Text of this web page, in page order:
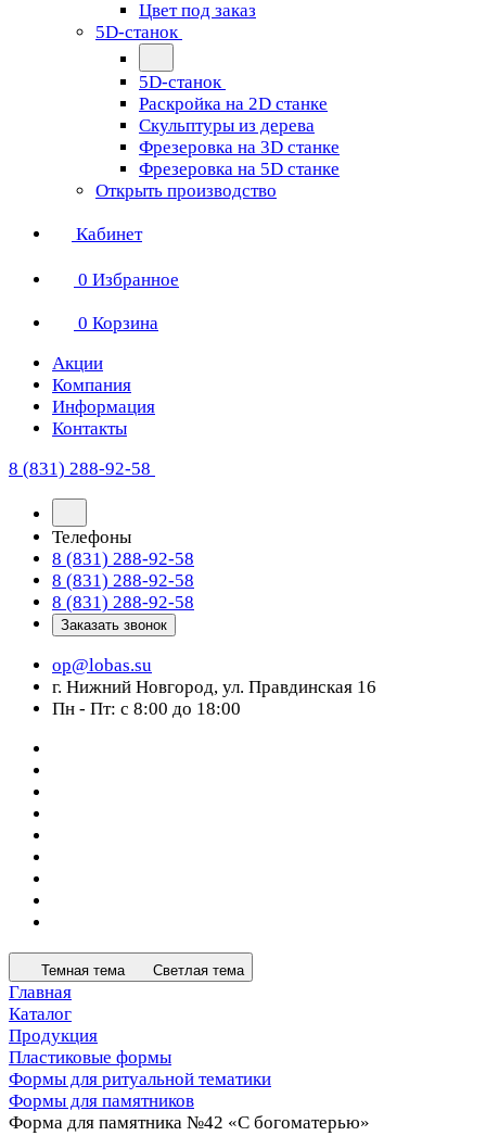
Цвет под заказ
5D-станок
5D-станок
Раскройка на 2D станке
Скульптуры из дерева
Фрезеровка на 3D станке
Фрезеровка на 5D станке
Открыть производство
Кабинет
0 Избранное
0 Корзина
Акции
Компания
Информация
Контакты
8 (831) 288-92-58
Телефоны
8 (831) 288-92-58
8 (831) 288-92-58
8 (831) 288-92-58
Заказать звонок
op@lobas.su
г. Нижний Новгород, ул. Правдинская 16
Пн - Пт: с 8:00 до 18:00
Темная тема Светлая тема
Главная
Каталог
Продукция
Пластиковые формы
Формы для ритуальной тематики
Формы для памятников
Форма для памятника №42 «С богоматерью»